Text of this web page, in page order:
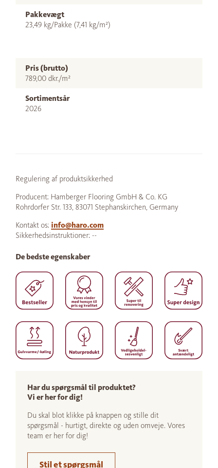
Pakkevægt
23,49 kg/Pakke (7,41 kg/m²)
Pris (brutto)
789,00 dkr./m²
Sortimentsår
2026
Regulering af produktsikkerhed
Producent: Hamberger Flooring GmbH & Co. KG
Rohrdorfer Str. 133, 83071 Stephanskirchen, Germany
Kontakt os: info@haro.com
Sikkerhedsinstruktioner: --
Har du spørgsmål til produktet?
Vi er her for dig!
Du skal blot klikke på knappen og stille dit
spørgsmål - hurtigt, direkte og uden omveje. Vores
team er her for dig!
Stil et spørgsmål
De bedste egenskaber